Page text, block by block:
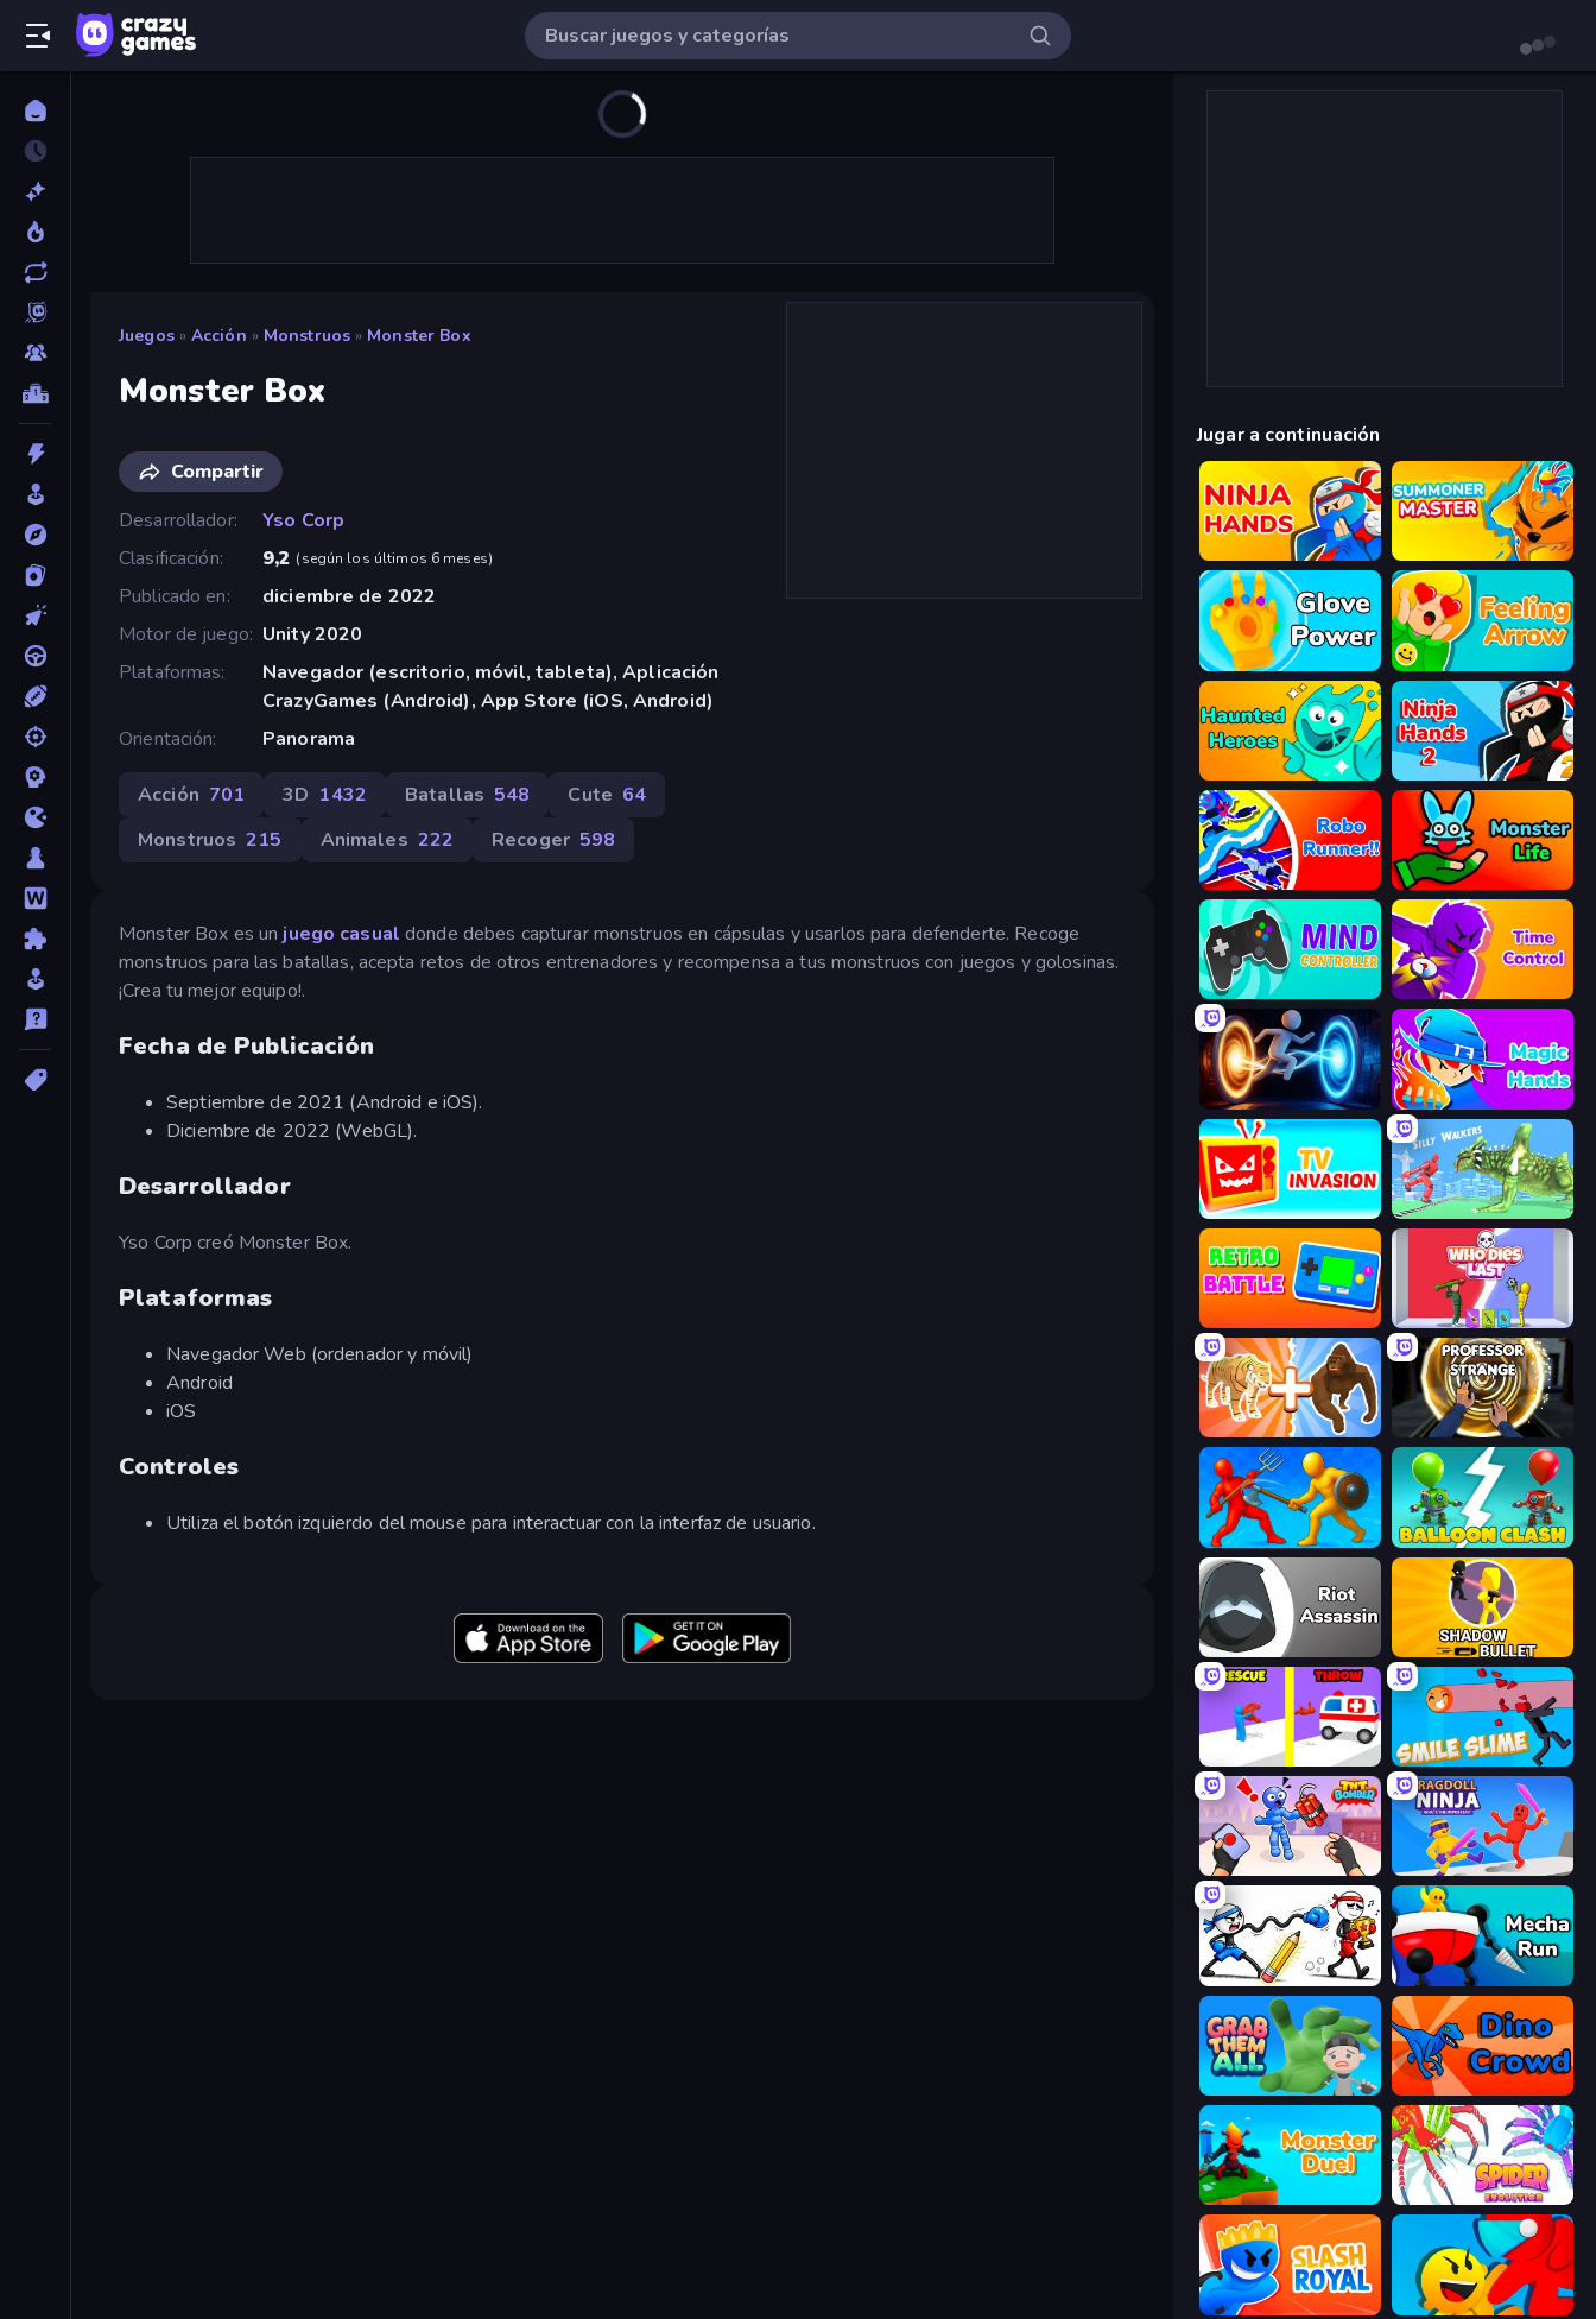
Juegos » Acción » Monstruos » Monster Box
Monster Box
Compartir
Desarrollador
Yso Corp
Clasificación
9,2 (según los últimos 6 meses)
Publicado en
diciembre de 2022
Motor de juego Unity 2020
Plataformas
Navegador (escritorio, móvil, tableta), Aplicación
CrazyGames (Android), App Store (iOS, Android)
Orientación
Panorama
Acción 701 3D 1432 Batallas 548 Cute 64
Monstruos 215 Animales 222 Recoger 598
Monster Box es un juego casual donde debes capturar monstruos en cápsulas y usarlos para defenderte. Recoge
monstruos para las batallas, acepta retos de otros entrenadores y recompensa a tus monstruos con juegos y golosinas.
¡Crea tu mejor equipo!.
Fecha de Publicación
Septiembre de 2021 (Android e iOS).
Diciembre de 2022 (WebGL).
Desarrollador
Yso Corp creó Monster Box.
Plataformas
Navegador Web (ordenador y móvil)
Android
iOS
Controles
Utiliza el botón izquierdo del mouse para interactuar con la interfaz de usuario.
Jugar a continuación
Ninja Hands Summoner Master
Glove Power Feeling Arrow
Haunted Heroes Ninja Hands 2
Robo Runner Monster Life
Mind Controller Time Control!
Portal Escape Magic Hands
TV Invasion Silly Walkers
Retro Battle Who Dies Last?
Animal DNA Run Professor Strange
Epic Sword Battle! Fight in Arena Balloon Clash
Riot Assassin Shadow Bullet
Rescue Throw Smile Slime
TNT Bomber Ragdoll Ninja: Imposter Hero
Doodle Smash Mecha Run
Grab Them All Dino Crowd
Monster Duel Spider Evolution: Runner Game
Slash Royal Riot Escape